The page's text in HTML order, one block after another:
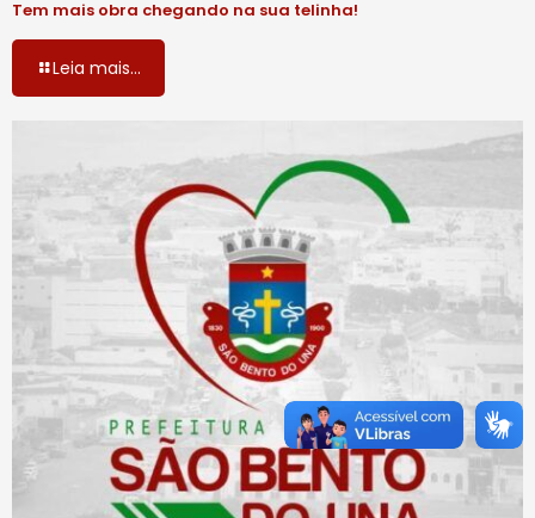
Tem mais obra chegando na sua telinha!
Leia mais...